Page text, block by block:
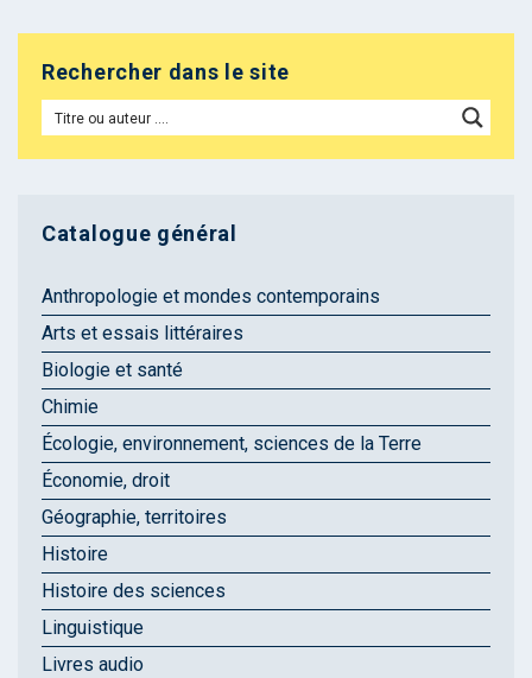
Rechercher dans le site
Catalogue général
Anthropologie et mondes contemporains
Arts et essais littéraires
Biologie et santé
Chimie
Écologie, environnement, sciences de la Terre
Économie, droit
Géographie, territoires
Histoire
Histoire des sciences
Linguistique
Livres audio